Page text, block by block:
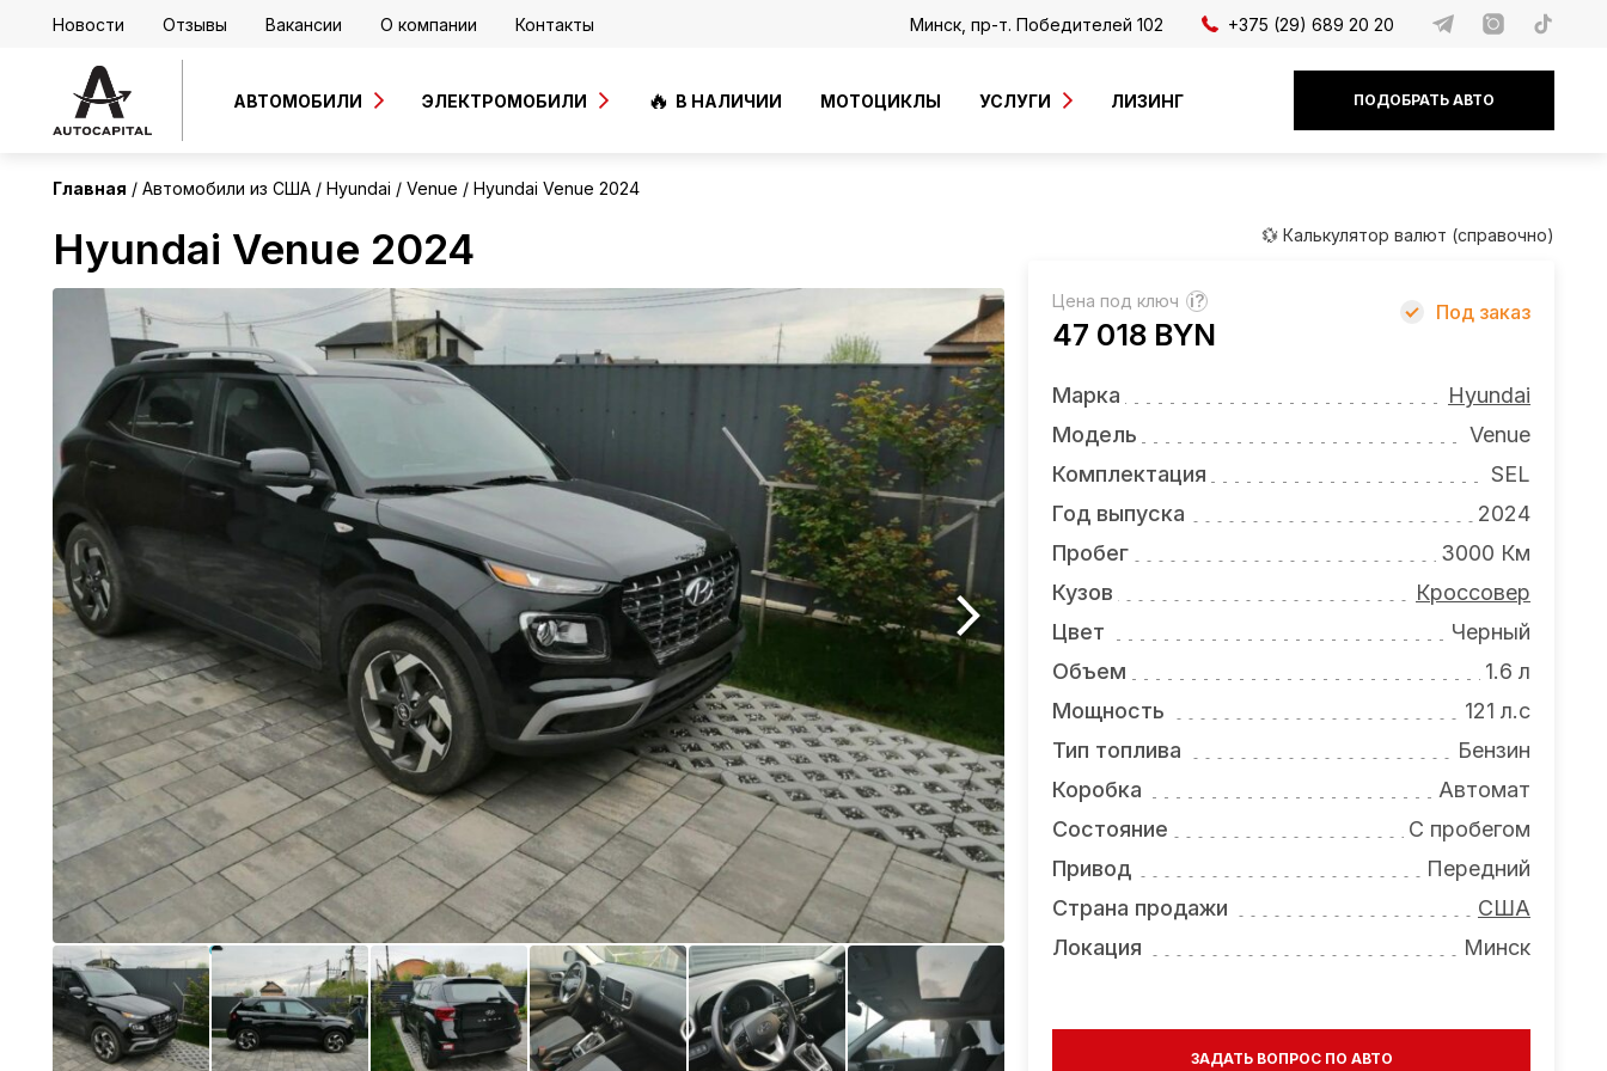
Новости Отзывы Вакансии О компании Контакты Минск, пр-т. Победителей 102 +375 (29) 689 20 20
АВТОМОБИЛИ ЭЛЕКТРОМОБИЛИ В НАЛИЧИИ МОТОЦИКЛЫ УСЛУГИ ЛИЗИНГ ПОДОБРАТЬ АВТО
Главная Автомобили из США Hyundai Venue Hyundai Venue 2024
Hyundai Venue 2024 💱 Калькулятор валют (справочно)
Цена под ключ ?
47 018 BYN
Под заказ
Марка
Hyundai
Модель
Venue
Комплектация
SEL
Год выпуска
2024
Пробег
3000 Км
Кузов
Кроссовер
Цвет
Черный
Объем
1.6 л
Мощность
121 л.с
Тип топлива
Бензин
Коробка
Автомат
Состояние
С пробегом
Привод
Передний
Страна продажи
США
Локация
Минск
ЗАДАТЬ ВОПРОС ПО АВТО